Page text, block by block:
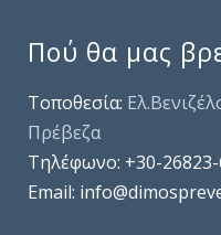
Πού θα μας
Τοποθεσία:
Πρέβεζα
Τηλέφωνo: +30-
Email: